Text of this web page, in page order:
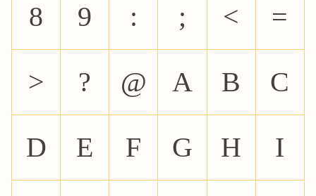
8 9 : ; < =
> ? @ A B C
D E F G H I